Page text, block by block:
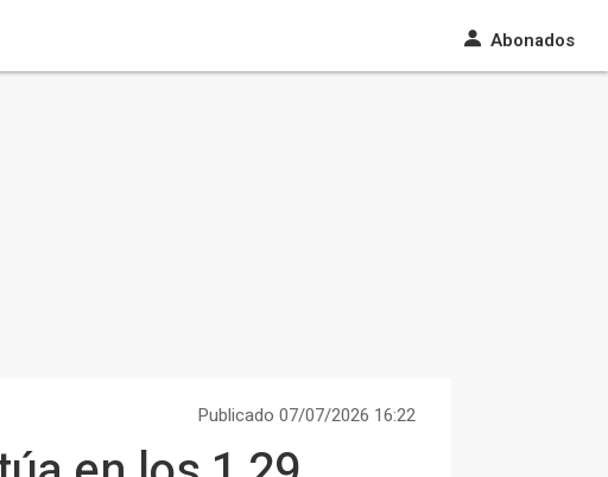
Abonados
Publicado 07/07/2026 16:22